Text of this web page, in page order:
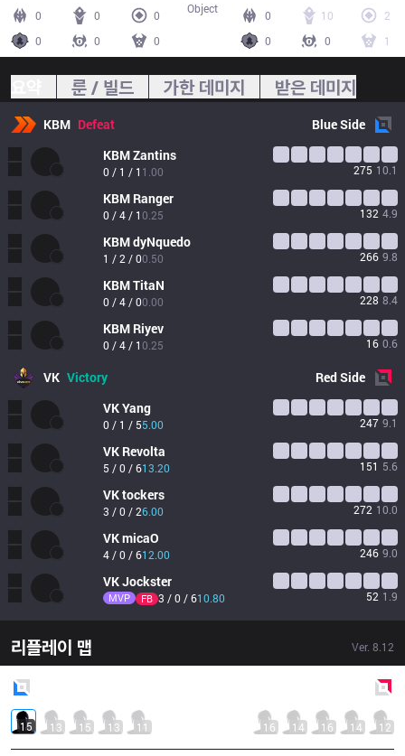
0 0
0
0
0 0
0 10
2
0
0 1
Object
룬 / 빌드 가한 데미지 받은 데미지
KBM Defeat BlueSide
KBMZantins
0 / 1 / 1 1.00 275 10.1
KBM Ranger
0 / 4 / 10.25 132 4.9
KBMdyNquedo
1 / 2 / 00.50 266 9.8
KBMTitaN
0 / 4 / 00.00 228 8.4
KBM Riyev
0 / 4 / 10.25 16 0.6
VK Victory RedSide
VKYang
0 / 1 / 55.00 247 9.1
VK Revolta
5 / 0 / 613.20 151 5.6
VKtockers
3 / 0 / 26.00 272 10.0
VKmicaO
4 / 0 / 612.00 246 9.0
VKJockster
MVP FB 3 / 0 / 610.80 52 1.9
리플레이 맵 Ver. 8.12
15 13 15 13 11 16 14 16 14 12